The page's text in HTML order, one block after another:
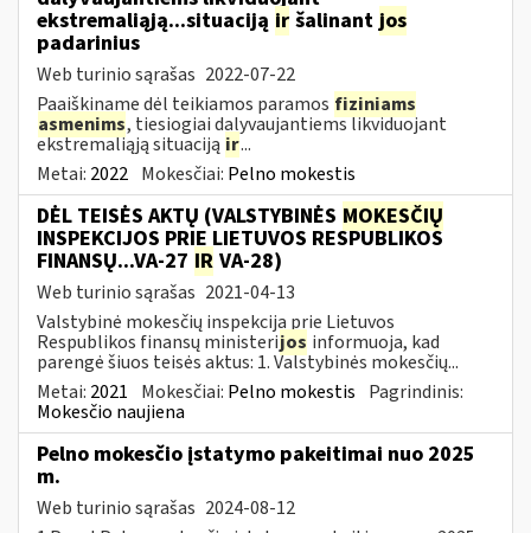
ekstremaliąją...situaciją ir šalinant jos
padarinius
Web turinio sąrašas 2022-07-22
Paaiškiname dėl teikiamos paramos fiziniams
asmenims, tiesiogiai dalyvaujantiems likviduojant
ekstremaliąją situaciją ir...
Metai: 2022 Mokesčiai: Pelno mokestis
DĖL TEISĖS AKTŲ (VALSTYBINĖS MOKESČIŲ
INSPEKCIJOS PRIE LIETUVOS RESPUBLIKOS
FINANSŲ...VA-27 IR VA-28)
Web turinio sąrašas 2021-04-13
Valstybinė mokesčių inspekcija prie Lietuvos
Respublikos finansų ministerijos informuoja, kad
parengė šiuos teisės aktus: 1. Valstybinės mokesčių...
Metai: 2021 Mokesčiai: Pelno mokestis Pagrindinis:
Mokesčio naujiena
Pelno mokesčio įstatymo pakeitimai nuo 2025
m.
Web turinio sąrašas 2024-08-12